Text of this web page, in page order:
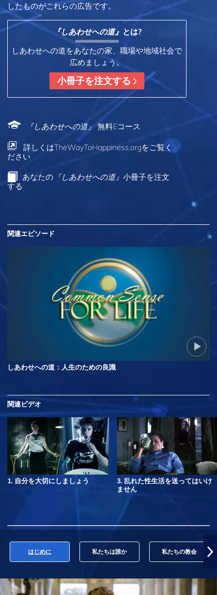
したものがこれらの広告です。
『しあわせへの道』 とは?
しあわせへの道をあなたの家、職場や地域社会で
広めましょう。
小冊子を注文する
『しあわせへの道』無料Eコース
詳しくはTheWayToHappiness.orgをご覧く
ださい
あなたの 『しあわせへの道』 小冊子を注文
する
関連エピソード
しあわせへの道：人生のための良識
関連ビデオ
1. 自分を大切にしましょう
3. 乱れた性生活を送ってはいけ
ません
はじめに 私たちは誰か 私たちの教会